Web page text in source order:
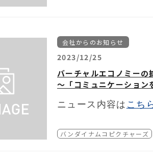
※生産の都合上、似た絵柄
「BN Picturesストア」商
オリジナルステッカー（
※掲載している画像はイメ
※絵柄はランダムになりま
■BN Picturesストア情報
営業時間：10:00～21:00
2024年2月10日(土)～3月
東京都豊島区東池袋3-1-3
サンシャインシティ ワー
「バンダイナムコ Cross
・「アイカツ！シリーズ」
会社からのお知らせ
2023/12/25
バーチャルエコノミーの
～「コミュニケーショ
ニュース内容は こち
バンダイナムコピクチャーズ